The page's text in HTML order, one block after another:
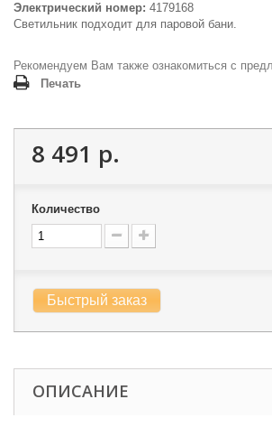
Электрический номер: 4179168
Светильник подходит для паровой бани.
Рекомендуем Вам также ознакомиться с
Печать
8 491 р.
Количество
Быстрый заказ
ОПИСАНИЕ